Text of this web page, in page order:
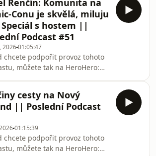
epizody navíc pouze pro
V pondělním díle
Mikoláš na Vaše dotazy,
videa z festivalů, která se
na našem YouTube kanálu a
i jaké další hosty chystá
na natáčení. Děkujeme všem,
natáče
Renčín: Komunita na
Conu je skvělá, miluju
s hostem ||
Podcast #51
202601:05:47
chcete podpořit provoz tohoto
můžete tak na HeroHero:
epizody navíc pouze pro
Dnešním hostem je
jeden z organizátorů
Con Prague a Comic-Con Brno
Junior. S Mikolášem si budou
o organizaci Comic-Conů, jak
cesty na Nový
|| Poslední Podcast
01:15:39
chcete podpořit provoz tohoto
můžete tak na HeroHero: